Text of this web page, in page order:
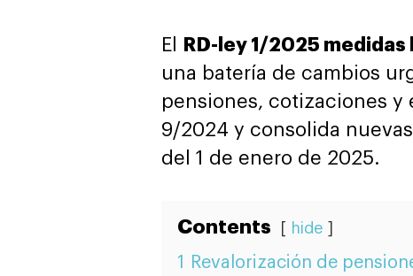
El RD-ley 1/2025
una batería de cambios
pensiones, cotizaciones y
9/2024 y consolida
del 1 de enero de 2025.
Contents hide
1
Revalorización de